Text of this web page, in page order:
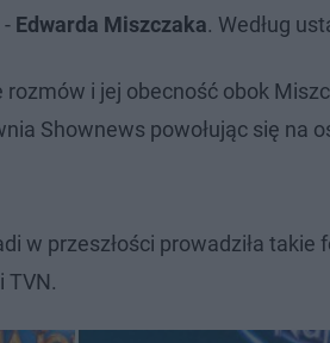
Edwarda Miszczaka. Według
rozmów i jej obecność obok
Shownews powołując się na
w przeszłości prowadziła takie
TVN.